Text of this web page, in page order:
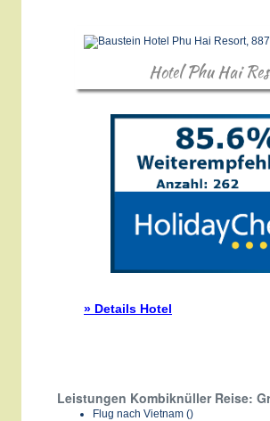
Hotel Phu Hai
» Details Hotel
Leistungen Kombiknüller Reise:
Flug nach Vietnam ()